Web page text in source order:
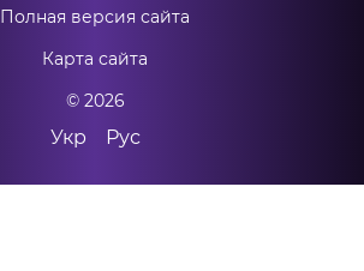
Полная версия сайта
Карта сайта
© 2026
Укр Рус